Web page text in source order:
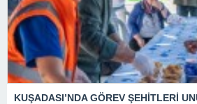
KUŞADASI’NDA GÖREV ŞEHİTLERİ